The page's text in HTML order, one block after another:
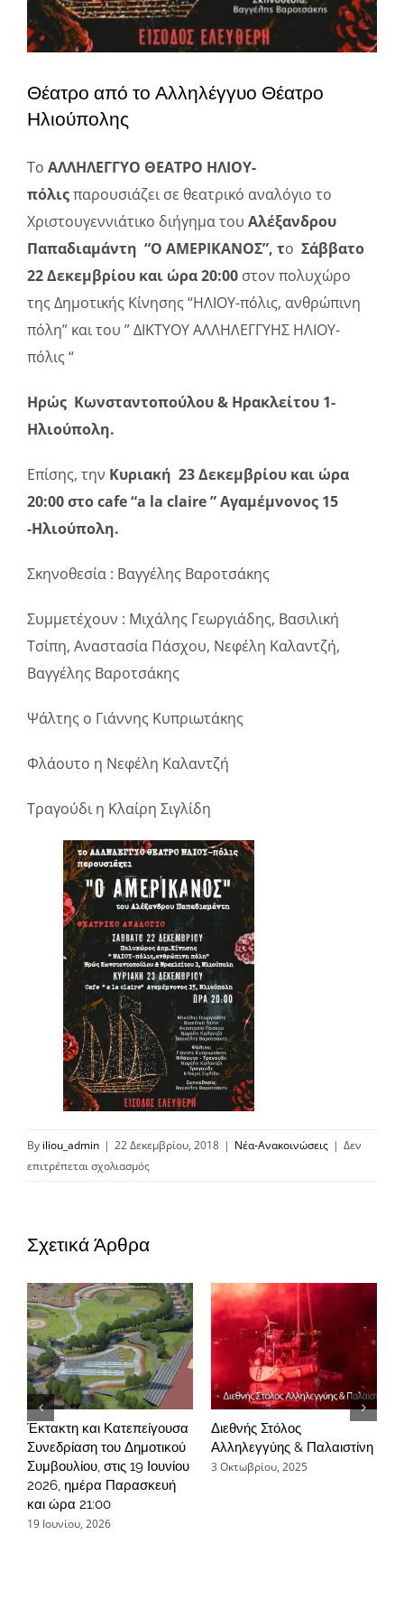
Θέατρο από το Αλληλέγγυο Θέατρο
Ηλιούπολης
Το ΑΛΛΗΛΕΓΓΥΟ ΘΕΑΤΡΟ ΗΛΙΟΥ-
πόλιςπαρουσιάζει σε θεατρικό αναλόγιο το
Χριστουγεννιάτικο διήγημα του Αλέξανδρου
Παπαδιαμάντη “Ο ΑΜΕΡΙΚΑΝΟΣ”, το Σάββατο
22 Δεκεμβρίου και ώρα 20:00 στον πολυχώρο
της Δημοτικής Κίνησης “ΗΛΙΟΥ-πόλις, ανθρώπινη
πόλη” και του ” ΔΙΚΤΥΟΥ ΑΛΛΗΛΕΓΓΥΗΣ ΗΛΙΟΥ-
πόλις “
Ηρώς Κωνσταντοπούλου & Ηρακλείτου 1-
Ηλιούπολη.
Επίσης, την Κυριακή 23 Δεκεμβρίου και ώρα
20:00 στο cafe “a la claire ” Αγαμέμνονος 15
-Ηλιούπολη.
Σκηνοθεσία : Βαγγέλης Βαροτσάκης
Συμμετέχουν : Μιχάλης Γεωργιάδης, Βασιλική
Τσίπη, Αναστασία Πάσχου, Νεφέλη Καλαντζή,
Βαγγέλης Βαροτσάκης
Ψάλτης ο Γιάννης Κυπριωτάκης
Φλάουτο η Νεφέλη Καλαντζή
Τραγούδι η Κλαίρη Σιγλίδη
By iliou_admin | 22 Δεκεμβρίου, 2018 | Νέα-Ανακοινώσεις | Δεν
επιτρέπεται σχολιασμόςστο
Ηλιούπολης
Σχετικά Άρθρα
Έκτακτη και Κατεπείγουσα
Συνεδρίαση του Δημοτικού
Συμβουλίου, στις 19 Ιουνίου
2026, ημέρα Παρασκευή
και ώρα 21:00
19 Ιουνίου, 2026
Διεθνής Στόλος
Αλληλεγγύης & Παλαιστίνη
3 Οκτωβρίου, 2025